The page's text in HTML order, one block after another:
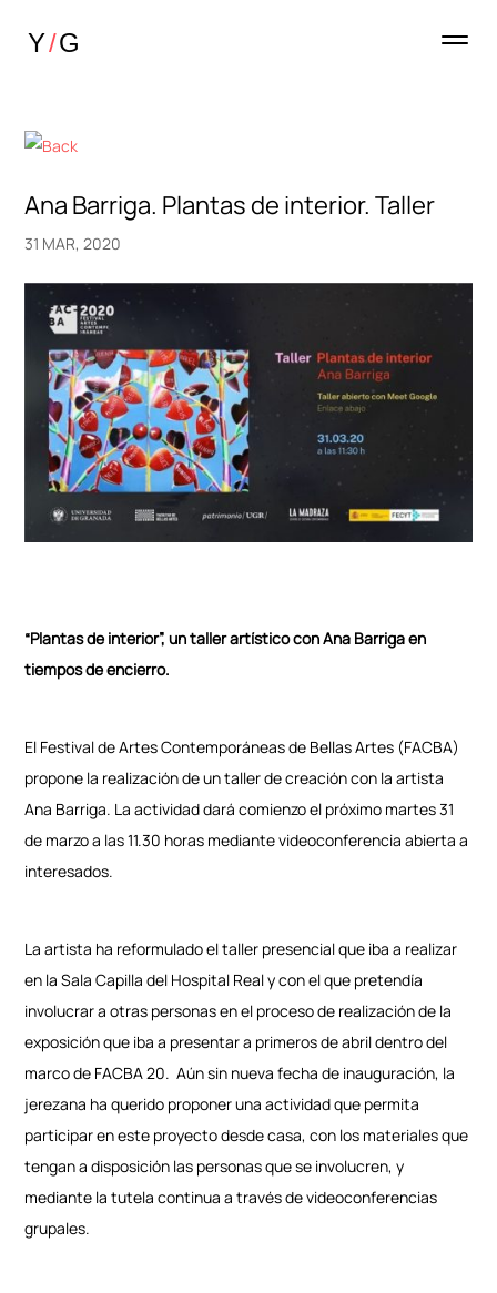
Ana Barriga. Plantas de interior. Taller
31 MAR, 2020
“Plantas de interior”, un taller artístico con Ana Barriga en
tiempos de encierro.
El Festival de Artes Contemporáneas de Bellas Artes (FACBA)
propone la realización de un taller de creación con la artista
Ana Barriga. La actividad dará comienzo el próximo martes 31
de marzo a las 11.30 horas mediante videoconferencia abierta a
interesados.
La artista ha reformulado el taller presencial que iba a realizar
en la Sala Capilla del Hospital Real y con el que pretendía
involucrar a otras personas en el proceso de realización de la
exposición que iba a presentar a primeros de abril dentro del
marco de FACBA 20. Aún sin nueva fecha de inauguración, la
jerezana ha querido proponer una actividad que permita
participar en este proyecto desde casa, con los materiales que
tengan a disposición las personas que se involucren, y
mediante la tutela continua a través de videoconferencias
grupales.